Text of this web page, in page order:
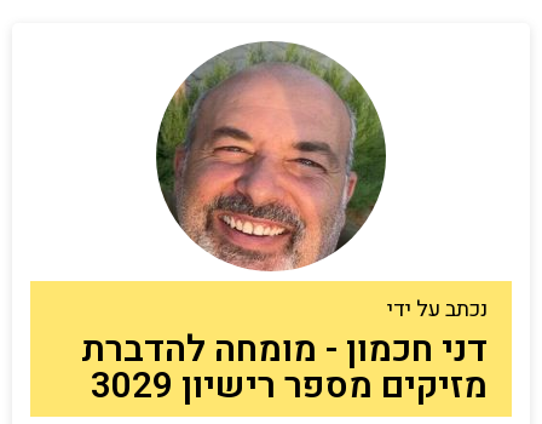
נכתב על ידי
דני חכמון - מומחה להדברת
מזיקים מספר רישיון 3029